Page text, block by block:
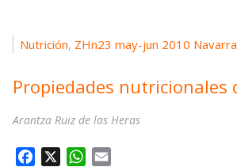
Nutrición, ZHn23 may-jun 2010 Navarra
Propiedades nutricionales
Arantza Ruiz de las Heras
W